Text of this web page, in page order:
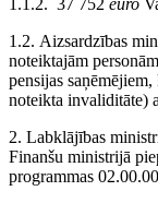
1.1.2. 37 752 euro
1.2. Aizsardzības
noteiktajām
pensijas
noteikta invaliditāte)
2. Labklājības
Finanšu ministrijā
programmas